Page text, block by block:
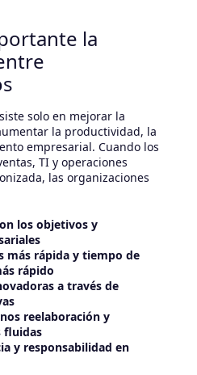
la
solo en mejorar la
la productividad, la
empresarial. Cuando los
TI y operaciones
las organizaciones
los objetivos y
más rápida y tiempo de
rápido
a través de
reelaboración y
fluidas
y responsabilidad en